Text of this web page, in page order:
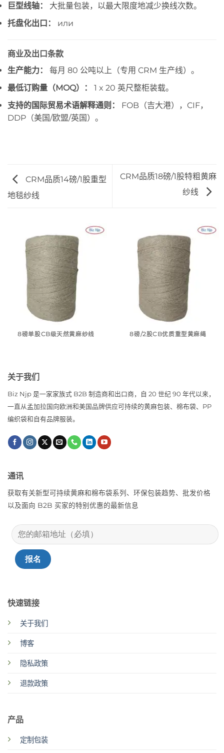
巨型线轴：
大批量包装，以最大限度地减少换线次数。
托盘化出口：
или
商业及出口条款
生产能力：
每月 80 公吨以上（专用 CRM 生产线）。
最低订购量（MOQ）：
1 x 20 英尺整柜装载。
支持的国际贸易术语解释通则：
FOB（吉大港），CIF，
DDP（美国/欧盟/英国）。
CRM品质14磅/1股重型
地毯纱线
CRM品质18磅/1股特粗黄麻
纱线
8磅单股CB级天然黄麻纱线 8磅/2股CB优质重型黄麻绳
关于我们
Biz Njp 是一家家族式 B2B 制造商和出口商，自 20 世纪 90 年代以来，
一直从孟加拉国向欧洲和美国品牌供应可持续的黄麻包装、棉布袋、PP
编织袋和自有品牌服装。
快速链接
关于我们
博客
隐私政策
退款政策
产品
定制包装
通讯
获取有关新型可持续黄麻和棉布袋系列、环保包装趋势、批发价格
以及面向 B2B 买家的特别优惠的最新信息